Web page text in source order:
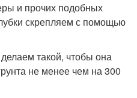
и прочих подобных
скрепляем с помощью
такой, чтобы она
не менее чем на 300